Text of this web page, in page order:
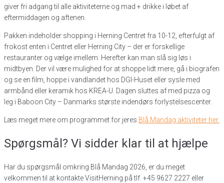
giver fri adgang til alle aktiviteterne og mad + drikke i løbet af
eftermiddagen og aftenen.
Pakken indeholder shopping i Herning Centret fra 10-12, efterfulgt af
frokost enten i Centret eller Herning City – der er forskellige
restauranter og vælge imellem. Herefter kan man slå sig løs i
midtbyen. Der vil være mulighed for at shoppe lidt mere, gå i biografen
og se en film, hoppe i vandlandet hos DGI-Huset eller sysle med
armbånd eller keramik hos KREA-U. Dagen sluttes af med pizza og
leg i Baboon City – Danmarks største indendørs forlystelsescenter.
Læs meget mere om programmet for jeres Blå Mandag aktiviteter her.
Spørgsmål? Vi sidder klar til at hjælpe
Har du spørgsmål omkring Blå Mandag 2026, er du meget
velkommen til at kontakte VisitHerning på tlf. +45 9627 2227 eller